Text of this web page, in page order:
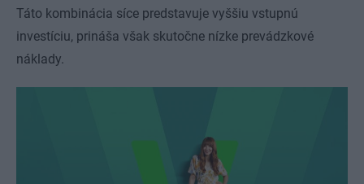
Táto kombinácia síce predstavuje vyššiu vstupnú
investíciu, prináša však skutočne nízke prevádzkové
náklady.